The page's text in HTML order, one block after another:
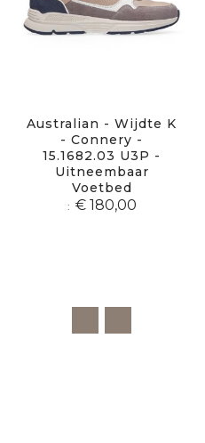
Australian - Wijdte K
- Connery -
15.1682.03 U3P -
Uitneembaar
Voetbed
€ 180,00